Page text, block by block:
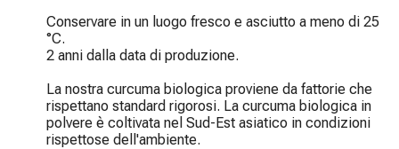
Conservare in un luogo fresco e asciutto a meno di 25
°C.
2 anni dalla data di produzione.
La nostra curcuma biologica proviene da fattorie che
rispettano standard rigorosi. La curcuma biologica in
polvere è coltivata nel Sud-Est asiatico in condizioni
rispettose dell'ambiente.